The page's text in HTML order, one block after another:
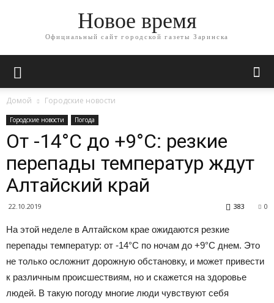
Новое время
Официальный сайт городской газеты Заринска
Домой Городские новости
Городские новости Погода
От -14°С до +9°С: резкие
перепады температур ждут
Алтайский край
22.10.2019 0
383
На этой неделе в Алтайском крае ожидаются резкие
перепады температур: от -14°С по ночам до +9°С днем. Это
не только осложнит дорожную обстановку, и может привести
к различным происшествиям, но и скажется на здоровье
людей. В такую погоду многие люди чувствуют себя